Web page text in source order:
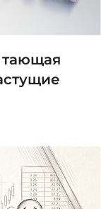
тающая